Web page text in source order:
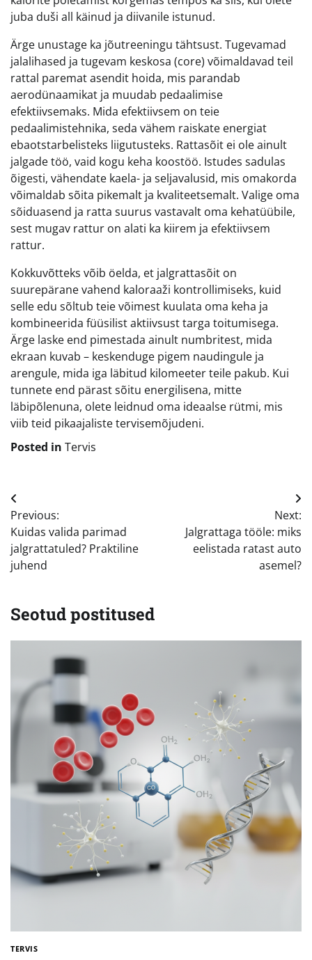
juba duši all käinud ja diivanile istunud.
Ärge unustage ka jõutreeningu tähtsust. Tugevamad
jalalihased ja tugevam keskosa (core) võimaldavad teil
rattal paremat asendit hoida, mis parandab
aerodünaamikat ja muudab pedaalimise
efektiivsemaks. Mida efektiivsem on teie
pedaalimistehnika, seda vähem raiskate energiat
ebaotstarbelisteks liigutusteks. Rattasõit ei ole ainult
jalgade töö, vaid kogu keha koostöö. Istudes sadulas
õigesti, vähendate kaela- ja seljavalusid, mis omakorda
võimaldab sõita pikemalt ja kvaliteetsemalt. Valige oma
sõiduasend ja ratta suurus vastavalt oma kehatüübile,
sest mugav rattur on alati ka kiirem ja efektiivsem
rattur.
Kokkuvõtteks võib öelda, et jalgrattasõit on
suurepärane vahend kaloraaži kontrollimiseks, kuid
selle edu sõltub teie võimest kuulata oma keha ja
kombineerida füüsilist aktiivsust targa toitumisega.
Ärge laske end pimestada ainult numbritest, mida
ekraan kuvab – keskenduge pigem naudingule ja
arengule, mida iga läbitud kilomeeter teile pakub. Kui
tunnete end pärast sõitu energilisena, mitte
läbipõlenuna, olete leidnud oma ideaalse rütmi, mis
viib teid pikaajaliste tervisemõjudeni.
Posted in Tervis
Navigeerimine
Previous:
Kuidas valida parimad
jalgrattatuled? Praktiline
juhend
Next:
Jalgrattaga tööle: miks
eelistada ratast auto
asemel?
Seotud postitused
TERVIS